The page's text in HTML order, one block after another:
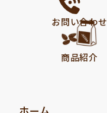
お問い合わせ
商品紹介